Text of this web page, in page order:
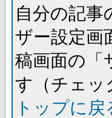
自分の記
ザー設定画
稿画面の「
す（チェッ
トップに戻